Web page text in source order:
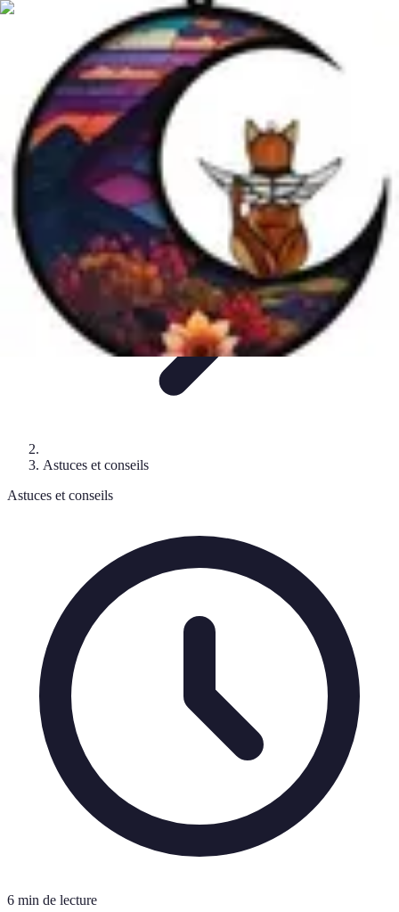
Chocolats de Pâques
Saveurs et VariétésDécoration et
PersonnalisationChocolats BioRecettes et DIY
Chocolats de Pâques
Astuces et conseils
Astuces et conseils
6 min de lecture